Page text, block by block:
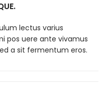
lectus varius
pos uere ante vivamus
a sit fermentum eros.